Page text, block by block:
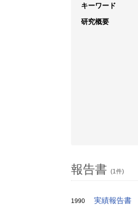
キーワード
研究概要
報告書 (1件)
1990 実績報告書